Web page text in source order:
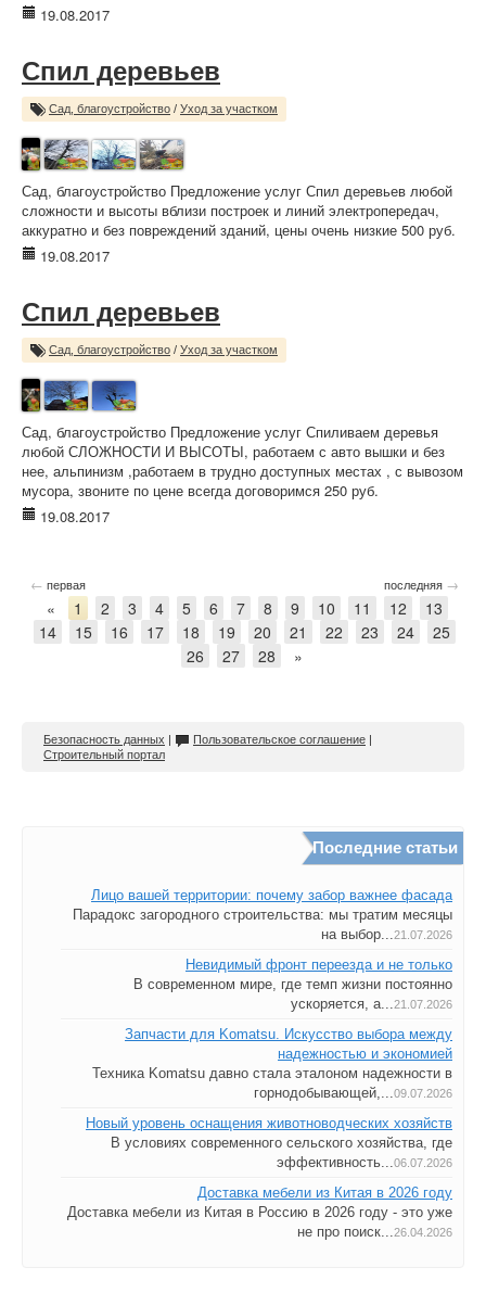
19.08.2017
Спил деревьев
Сад, благоустройство / Уход за участком
Сад, благоустройство Предложение услуг Спил деревьев любой
сложности и высоты вблизи построек и линий электропередач,
аккуратно и без повреждений зданий, цены очень низкие 500 руб.
19.08.2017
Спил деревьев
Сад, благоустройство / Уход за участком
Сад, благоустройство Предложение услуг Спиливаем деревья
любой СЛОЖНОСТИ И ВЫСОТЫ, работаем с авто вышки и без
нее, альпинизм ,работаем в трудно доступных местах , с вывозом
мусора, звоните по цене всегда договоримся 250 руб.
19.08.2017
← первая последняя →
« 1 2 3 4 5 6 7 8 9 10 11 12
13
14
15 16 17 18 19 20 21 22 23 24
25
26
27 28 »
Безопасность данных | Пользовательское соглашение |
Строительный портал
Последние статьи
Лицо вашей территории: почему забор важнее фасада
Парадокс загородного строительства: мы тратим месяцы
на выбор...21.07.2026
Невидимый фронт переезда и не только
В современном мире, где темп жизни постоянно
ускоряется, а...21.07.2026
Запчасти для Komatsu. Искусство выбора между
надежностью и экономией
Техника Komatsu давно стала эталоном надежности в
горнодобывающей,...09.07.2026
Новый уровень оснащения животноводческих хозяйств
В условиях современного сельского хозяйства, где
эффективность...06.07.2026
Доставка мебели из Китая в 2026 году
Доставка мебели из Китая в Россию в 2026 году - это уже
не про поиск...26.04.2026